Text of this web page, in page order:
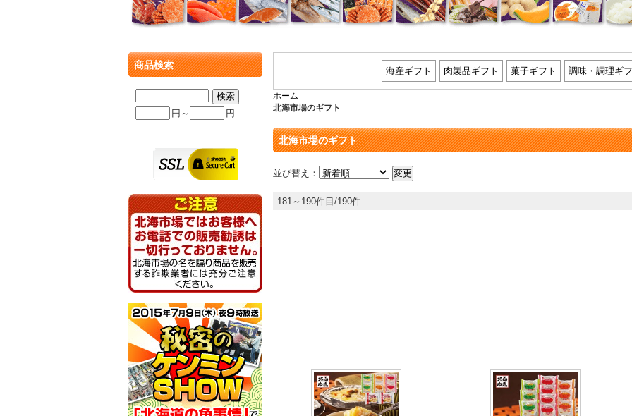
海産ギフト 肉製品ギフト 菓子ギフト 調味・調理ギ
ホーム
北海市場のギフト
北海市場のギフト
並び替え：
181～190件目/190件
商品検索
円～ 円